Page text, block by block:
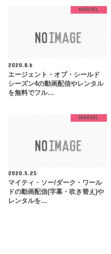
MARVEL
2020.8.6
エージェント・オブ・シールド
シーズン4の動画配信やレンタル
を無料でフル…
MARVEL
2020.5.25
マイティ・ソー/ダーク・ワール
ドの動画配信(字幕・吹き替え)や
レンタルを…